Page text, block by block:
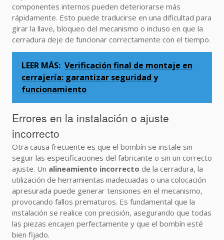
componentes internos pueden deteriorarse más
rápidamente. Esto puede traducirse en una dificultad para
girar la llave, bloqueo del mecanismo o incluso en que la
cerradura deje de funcionar correctamente con el tiempo.
LEER MÁS: Verificación final de montaje en
cerrajería: garantizar seguridad y
funcionamiento
Errores en la instalación o ajuste
incorrecto
Otra causa frecuente es que el bombín se instale sin
seguir las especificaciones del fabricante o sin un correcto
ajuste. Un alineamiento incorrecto de la cerradura, la
utilización de herramientas inadecuadas o una colocación
apresurada puede generar tensiones en el mecanismo,
provocando fallos prematuros. Es fundamental que la
instalación se realice con precisión, asegurando que todas
las piezas encajen perfectamente y que el bombín esté
bien fijado.